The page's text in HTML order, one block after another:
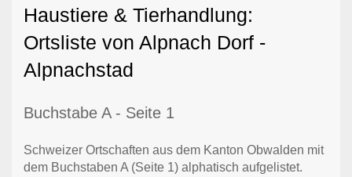
Haustiere & Tierhandlung:
Ortsliste von Alpnach Dorf -
Alpnachstad
Buchstabe A - Seite 1
Schweizer Ortschaften aus dem Kanton Obwalden mit
dem Buchstaben A (Seite 1) alphatisch aufgelistet.